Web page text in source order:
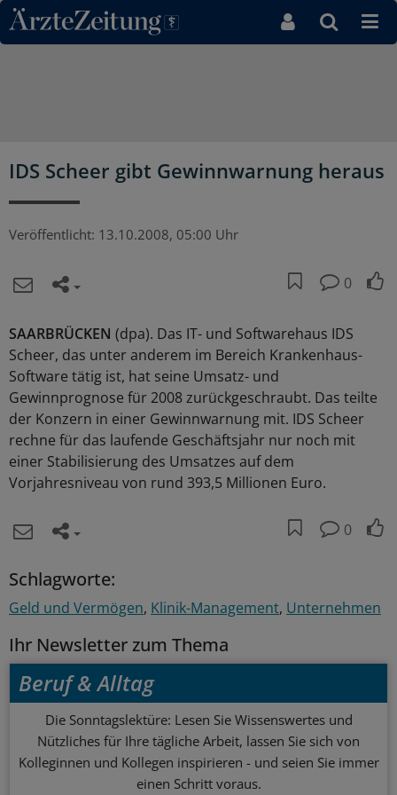
Direkt zum Inhaltsbereich
IDS Scheer gibt Gewinnwarnung heraus
Veröffentlicht: 13.10.2008, 05:00 Uhr
0
SAARBRÜCKEN (dpa). Das IT- und Softwarehaus IDS
Scheer, das unter anderem im Bereich Krankenhaus-
Software tätig ist, hat seine Umsatz- und
Gewinnprognose für 2008 zurückgeschraubt. Das teilte
der Konzern in einer Gewinnwarnung mit. IDS Scheer
rechne für das laufende Geschäftsjahr nur noch mit
einer Stabilisierung des Umsatzes auf dem
Vorjahresniveau von rund 393,5 Millionen Euro.
0
Schlagworte:
Geld und Vermögen Klinik-Management Unternehmen
Ihr Newsletter zum Thema
Beruf & Alltag
Die Sonntagslektüre: Lesen Sie Wissenswertes und
Nützliches für Ihre tägliche Arbeit, lassen Sie sich von
Kolleginnen und Kollegen inspirieren - und seien Sie immer
einen Schritt voraus.